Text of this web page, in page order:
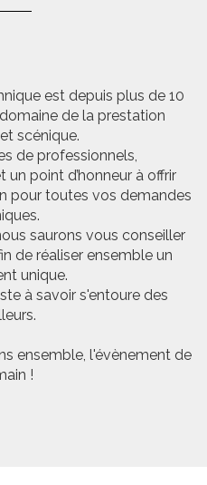
est depuis plus de 10
de la prestation
scénique.
de professionnels,
point d’honneur à offrir
pour toutes vos demandes
saurons vous conseiller
de réaliser ensemble un
unique.
à savoir s'entoure des
ensemble, l'évènement de
!